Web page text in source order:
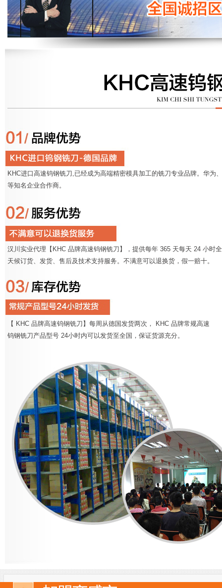
KHC进口高速钨钢铣刀,已经成为高端精密模具加工的铣刀专业品牌。华为
等知名企业合作商。
汉川实业代理【KHC 品牌高速钨钢铣刀】，提供每年 365 天每天 24 小时全
天候订货、发货、售后及技术支持服务。不满意可以退换货，假一赔十。
【 KHC 品牌高速钨钢铣刀】每周从德国发货两次， KHC 品牌常规高速
钨钢铣刀产品型号 24小时内可以发货至全国，保证货源充分。